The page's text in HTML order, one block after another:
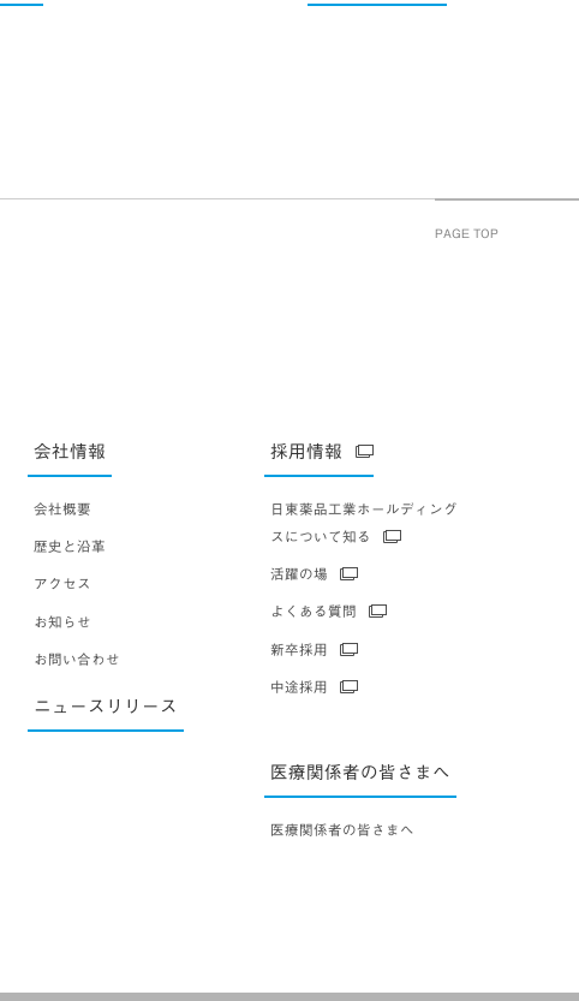
PAGE TOP
会社情報
会社概要
歴史と沿革
アクセス
お知らせ
お問い合わせ
ニュースリリース
採用情報
日東薬品工業ホールディング
スについて知る
活躍の場
よくある質問
新卒採用
中途採用
医療関係者の皆さまへ
医療関係者の皆さまへ